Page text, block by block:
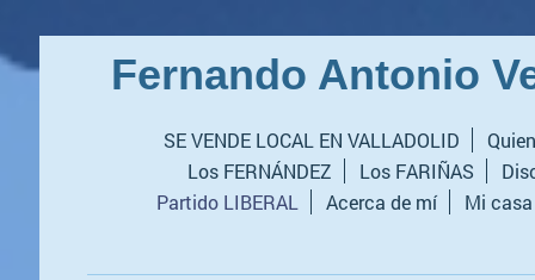
Fernando Antonio
SE VENDE LOCAL EN VALLADOLID
Los FERNÁNDEZ
Los FARIÑAS
Partido LIBERAL
Acerca de mí Mi casa